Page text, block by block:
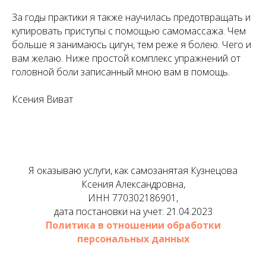
За годы практики я также научилась предотвращать и
купировать приступы с помощью самомассажа. Чем
больше я занимаюсь цигун, тем реже я болею. Чего и
вам желаю. Ниже простой комплекс упражнений от
головной боли записанный мною вам в помощь.
Ксения Виват
Я оказываю услуги, как самозанятая Кузнецова
Ксения Александровна,
ИНН 770302186901,
дата постановки на учет: 21.04.2023
Политика в отношении обработки
персональных данных